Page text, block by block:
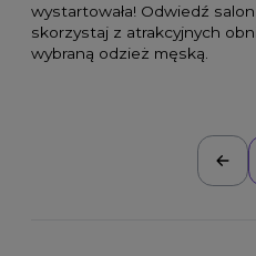
wystartowała! Odwiedź
skorzystaj z atrakcyjnych
wybraną odzież męską.